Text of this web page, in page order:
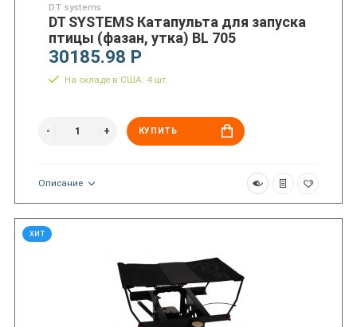
DT systems
DT SYSTEMS Катапульта для запуска
птицы (фазан, утка) BL 705
30185.98 Р
На складе в США: 4 шт.
КУПИТЬ
Описание
ХИТ